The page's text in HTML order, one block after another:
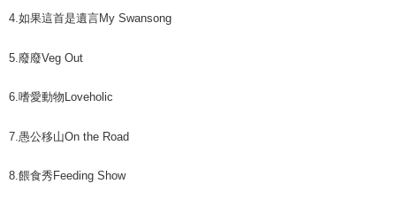
4.如果這首是遺言My Swansong
5. 廢廢‭‬Veg Out‬‬‬‬‬‬‬
6.嗜愛動物 Loveholic
7. 愚公移山On the Road‭ ‬‬‬‬‬‬‬‬
8.餵食秀 Feeding Show